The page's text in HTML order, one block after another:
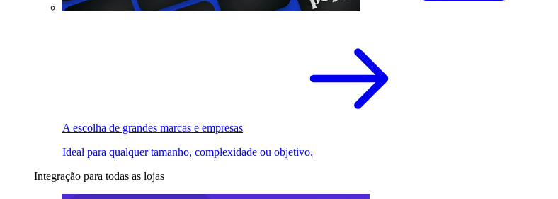
A escolha de grandes marcas e empresas
Ideal para qualquer tamanho, complexidade ou objetivo.
Integração para todas as lojas